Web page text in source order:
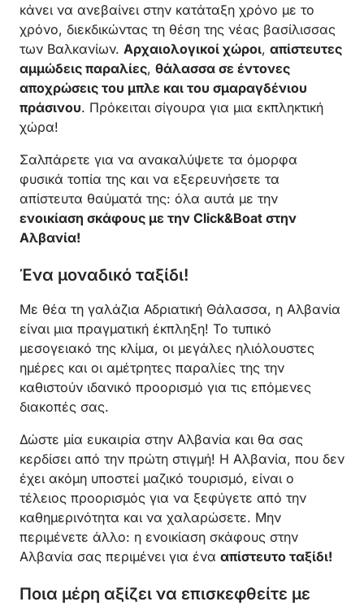
κάνει να ανεβαίνει στην κατάταξη χρόνο με το
χρόνο, διεκδικώντας τη θέση της νέας βασίλισσας
των Βαλκανίων. Αρχαιολογικοί χώροι, απίστευτες
αμμώδεις παραλίες, θάλασσα σε έντονες
αποχρώσεις του μπλε και του σμαραγδένιου
πράσινου. Πρόκειται σίγουρα για μια εκπληκτική
χώρα!
Σαλπάρετε για να ανακαλύψετε τα όμορφα
φυσικά τοπία της και να εξερευνήσετε τα
απίστευτα θαύματά της: όλα αυτά με την
ενοικίαση σκάφους με την Click&Boat στην
Αλβανία!
Ένα μοναδικό ταξίδι!
Με θέα τη γαλάζια Αδριατική Θάλασσα, η Αλβανία
είναι μια πραγματική έκπληξη! Το τυπικό
μεσογειακό της κλίμα, οι μεγάλες ηλιόλουστες
ημέρες και οι αμέτρητες παραλίες της την
καθιστούν ιδανικό προορισμό για τις επόμενες
διακοπές σας.
Δώστε μία ευκαιρία στην Αλβανία και θα σας
κερδίσει από την πρώτη στιγμή! Η Αλβανία, που δεν
έχει ακόμη υποστεί μαζικό τουρισμό, είναι ο
τέλειος προορισμός για να ξεφύγετε από την
καθημερινότητα και να χαλαρώσετε. Μην
περιμένετε άλλο: η ενοικίαση σκάφους στην
Αλβανία σας περιμένει για ένα απίστευτο ταξίδι!
Ποια μέρη αξίζει να επισκεφθείτε με